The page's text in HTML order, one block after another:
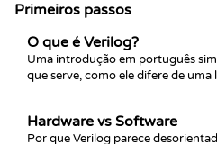
Primeiros passos
O que é Verilog?
Uma introdução em português
que serve, como ele difere de
Hardware vs Software
Por que Verilog parece